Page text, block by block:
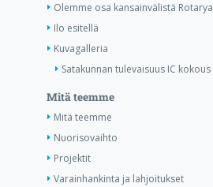
Olemme osa kansainvälistä Rotarya
Ilo esitellä
Kuvagalleria
Satakunnan tulevaisuus IC kokous
Mitä teemme
Mitä teemme
Nuorisovaihto
Projektit
Varainhankinta ja lahjoitukset